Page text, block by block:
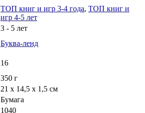
ТОП книг и игр 3-4 года, ТОП книг и
игр 4-5 лет
3 - 5 лет
Буква-ленд
16
350 г
21 х 14,5 х 1,5 см
Бумага
1040